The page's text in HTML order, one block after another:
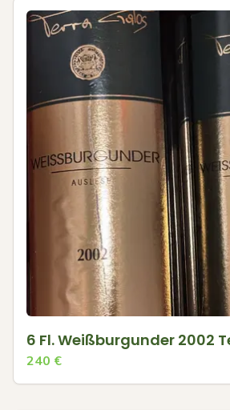
6 Fl. Weißburgunder 2002
240 €